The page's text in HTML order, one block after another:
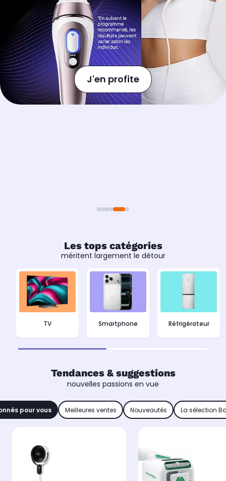
Les tops catégories
méritent largement le détour
TV Smartphone Réfrigérateur
Tendances & suggestions
nouvelles passions en vue
pour vous Meilleures ventes Nouveautés La sélection